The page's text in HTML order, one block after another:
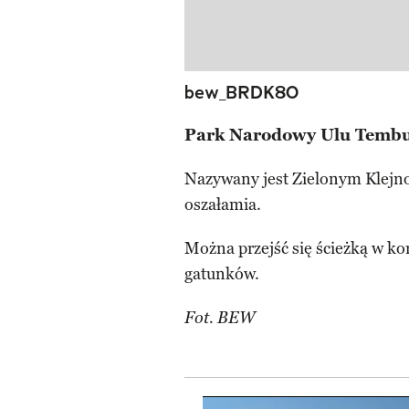
bew_BRDK80
Park Narodowy Ulu
Nazywany jest Zielonym
oszałamia.
Można przejść się ścieżką w
gatunków.
Fot. BEW